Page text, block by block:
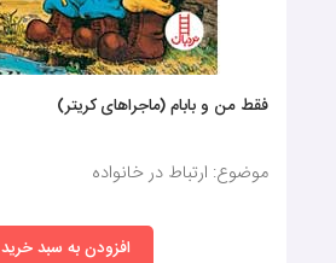
فقط من و بابام (ماجراهای کریتر)
موضوع: ارتباط در خانواده
افزودن به سبد خرید